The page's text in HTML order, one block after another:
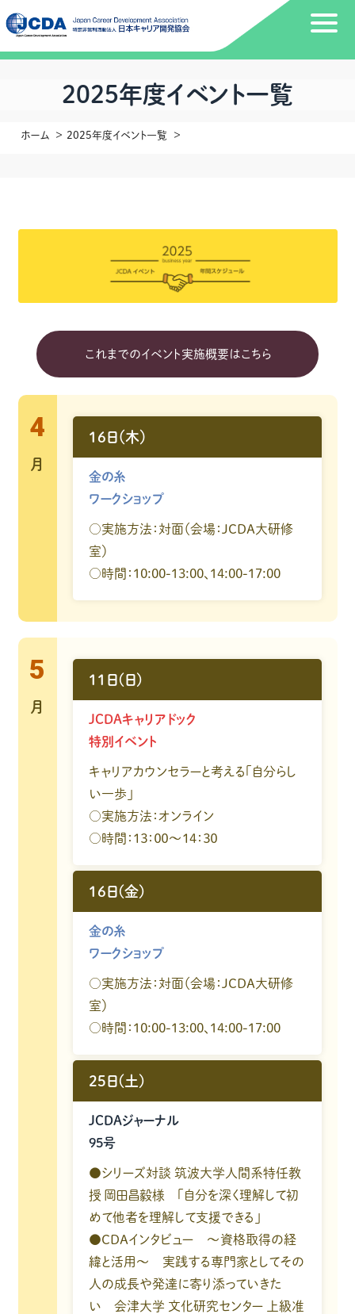
2025年度イベント一覧
ホーム 2025年度イベント一覧
これまでのイベント実施概要はこちら
4
月
16日（木）
金の糸
ワークショップ
○実施方法：対面（会場：JCDA大研修
室）
○時間：10:00-13:00、14:00-17:00
5
月
11日(日)
JCDAキャリアドック
特別イベント
キャリアカウンセラーと考える「自分らし
い一歩」
○実施方法：オンライン
○時間：１３：００～１４：３０
16日(金)
金の糸
ワークショップ
○実施方法：対面（会場：JCDA大研修
室）
○時間：10:00-13:00、14:00-17:00
25日(土)
JCDAジャーナル
95号
●シリーズ対談 筑波大学人間系特任教
授 岡田昌毅様 「自分を深く理解して初
めて他者を理解して支援できる」
●CDAインタビュー ～資格取得の経
緯と活用～ 実践する専門家としてその
人の成長や発達に寄り添っていきた
い 会津大学 文化研究センター 上級准